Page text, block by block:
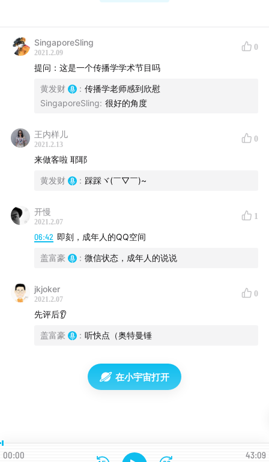
*“魂器”是在《哈利·波特》系列小说中出现的名词，指藏有
一个人的部分灵魂的物体。制作魂器的过程就是你把你的
灵魂分裂开，将一部分藏在身体外的某个物体中。这样，
即使你的身体遭袭击或者毁坏，你也死不了。因为还有一
部分灵魂在世间未受损害。并且，要成功制作魂器，还必
器中。
停车位指引：
05:20
情绪
马甲工厂CEO大款，5个小号搭建出人格职能架构
起底人设，弗洛伊德、麦克姆斯和肖上古学者梦幻
25:45 间歇性改ID删社交平台动态，魂器清洗大法好
SingaporeSling
2021.2.09
0
提问：这是一个传播学学术节目吗
黄发财 : 传播学老师感到欣慰
SingaporeSling: 很好的角度
王内样儿
2021.2.13
0
来做客啦 耶耶
黄发财 : 踩踩ヾ(￣▽￣)~
开慢
2021.2.07
1
06:42 即刻，成年人的QQ空间
盖富豪 : 微信状态，成年人的说说
jkjoker
2021.2.07
0
先评后👂
盖富豪 : 听快点（奥特曼锤
在小宇宙打开
00:00 43:09